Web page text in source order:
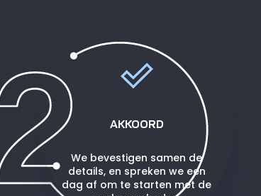
AKKOORD
We bevestigen samen de
details, en spreken we een
dag af om te starten met de